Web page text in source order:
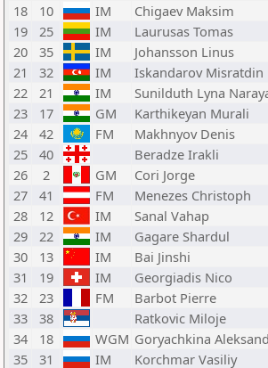
18
10 IM Chigaev Maksim
19
25 IM Laurusas Tomas
20
35 IM Johansson Linus
21
32 IM Iskandarov Misratdin
22
21 IM Sunilduth Lyna
23
17 GM Karthikeyan Murali
24
42 FM Makhnyov Denis
25
40 Beradze Irakli
26
2 GM Cori Jorge
27
41 FM Menezes Christoph
28
12 IM Sanal Vahap
29
22 IM Gagare Shardul
30
13 IM Bai Jinshi
31
19 IM Georgiadis Nico
32
23 FM Barbot Pierre
33
38 Ratkovic Miloje
34
18 WGM Goryachkina
35
31 IM Korchmar Vasiliy